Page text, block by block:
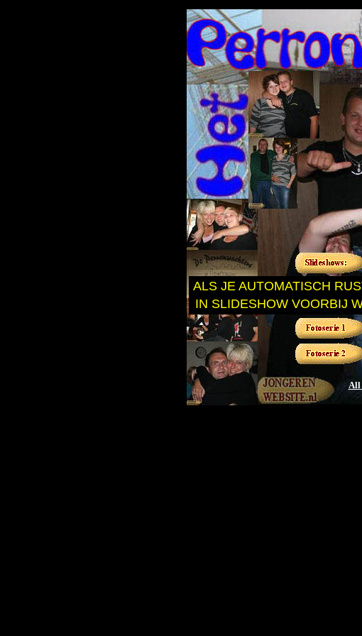
ALS JE AUTOMATISCH
IN SLIDESHOW VOORBIJ
All